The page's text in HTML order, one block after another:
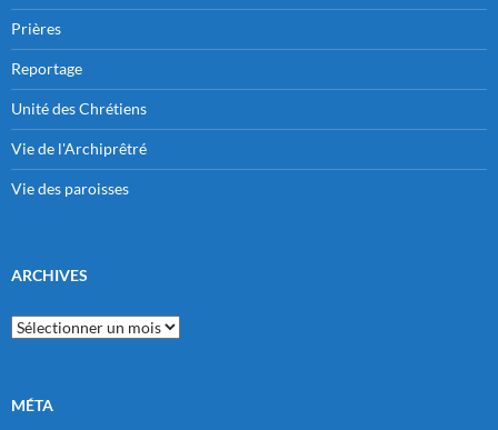
Prières
Reportage
Unité des Chrétiens
Vie de l'Archiprêtré
Vie des paroisses
ARCHIVES
Archives
MÉTA